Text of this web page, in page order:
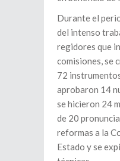
Durante el
del intenso
regidores que
comisiones, se
72
aprobaron 14
se hicieron 24
de 20
reformas a la
Estado y se